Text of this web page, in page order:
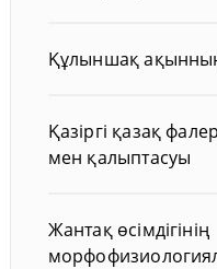
Құлыншақ
Қазіргі қазақ
мен қалыптасуы
Жантақ өсімдігінің